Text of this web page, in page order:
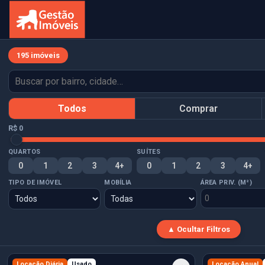
195 imóveis
Todos Comprar
R$ 0
QUARTOS
0 1 2 3 4+
SUÍTES
0 1 2 3 4+
TIPO DE IMÓVEL MOBÍLIA ÁREA PRIV. (M²)
▲ Ocultar Filtros